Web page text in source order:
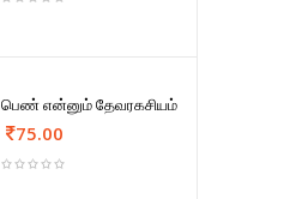
பெண் என்னும் தேவரகசியம்
75.00